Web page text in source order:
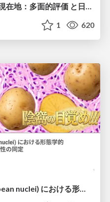
1 620
コーヒー豆様核 (Coffee-bean nuclei) における形態学的サブタイピングと精選・焙煎特性の同定